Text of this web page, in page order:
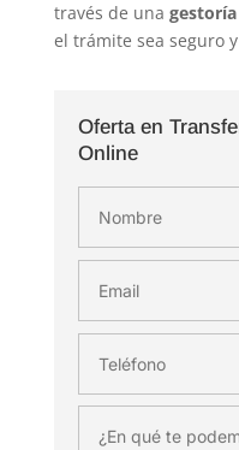
través de una
el trámite sea seguro
Oferta en
Online